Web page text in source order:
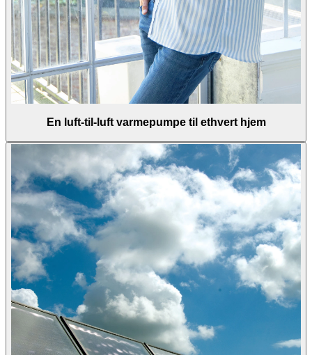
En luft-til-luft varmepumpe til ethvert hjem